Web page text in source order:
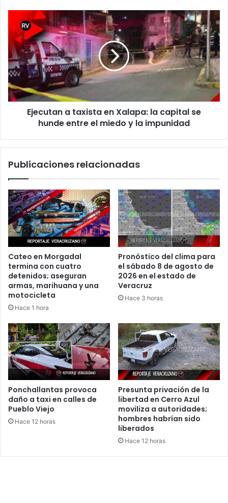
Ejecutan
taxista
en
Xalapa:
la
capital
se
hunde
impunidad
Ejecutan a taxista en Xalapa: la capital se
hunde entre el miedo y la impunidad
Publicaciones relacionadas
Cateo en Morgadal
termina con cuatro
detenidos; aseguran
armas, marihuana y una
motocicleta
Hace 1 hora
Pronóstico del clima para
el sábado 8 de agosto de
2026 en el estado de
Veracruz
Hace 3 horas
Ponchallantas provoca
daño a taxi en calles de
Pueblo Viejo
Hace 12 horas
Presunta privación de la
libertad en Cerro Azul
moviliza a autoridades;
hombres habrían sido
liberados
Hace 12 horas